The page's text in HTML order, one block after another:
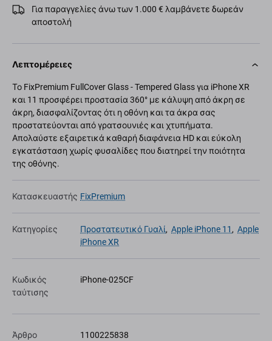
Για παραγγελίες άνω των 1.000 € λαμβάνετε δωρεάν
αποστολή
Λεπτομέρειες
Το FixPremium FullCover Glass - Tempered Glass για iPhone XR
και 11 προσφέρει προστασία 360° με κάλυψη από άκρη σε
άκρη, διασφαλίζοντας ότι η οθόνη και τα άκρα σας
προστατεύονται από γρατσουνιές και χτυπήματα.
Απολαύστε εξαιρετικά καθαρή διαφάνεια HD και εύκολη
εγκατάσταση χωρίς φυσαλίδες που διατηρεί την ποιότητα
της οθόνης.
Κατασκευαστής FixPremium
Κατηγορίες Προστατευτικό Γυαλί, Apple iPhone 11, Apple
iPhone XR
Κωδικός
ταύτισης
iPhone-025CF
Άρθρο 1100225838